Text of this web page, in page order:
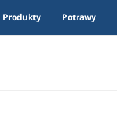
Produkty Potrawy